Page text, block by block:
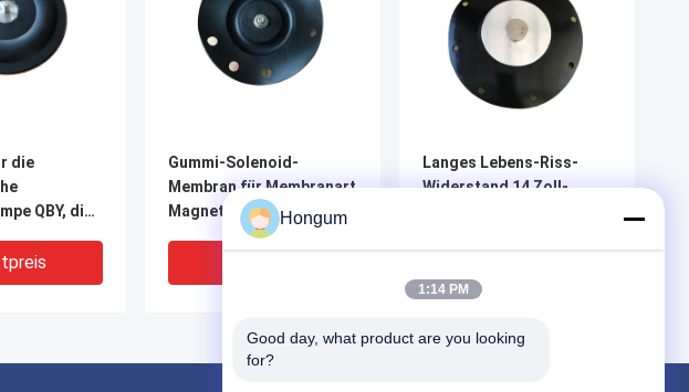
die
QBY, die
Gummi-Solenoid-
Membran für Membranart
Magnetventile
Langes Lebens-Riss-
Widerstand 14 Zoll-
Hongum
1:14 PM
Good day, what product are you looking
for?